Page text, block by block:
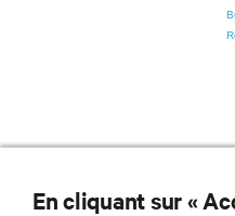
En cliquant sur «